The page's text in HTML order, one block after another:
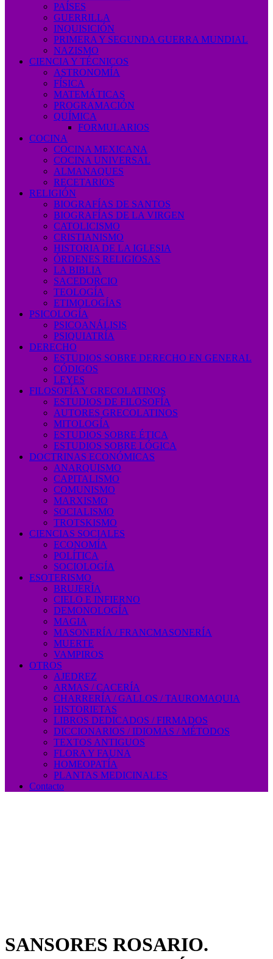
PAÍSES
GUERRILLA
INQUISICIÓN
PRIMERA Y SEGUNDA GUERRA MUNDIAL
NAZISMO
CIENCIA Y TÉCNICOS
ASTRONOMÍA
FÍSICA
MATEMÁTICAS
PROGRAMACIÓN
QUÍMICA
FORMULARIOS
COCINA
COCINA MEXICANA
COCINA UNIVERSAL
ALMANAQUES
RECETARIOS
RELIGIÓN
BIOGRAFÍAS DE SANTOS
BIOGRAFÍAS DE LA VIRGEN
CATOLICISMO
CRISTIANISMO
HISTORIA DE LA IGLESIA
ÓRDENES RELIGIOSAS
LA BIBLIA
SACEDORCIO
TEOLOGÍA
ETIMOLOGÍAS
PSICOLOGÍA
PSICOANÁLISIS
PSIQUIATRÍA
DERECHO
ESTUDIOS SOBRE DERECHO EN GENERAL
CÓDIGOS
LEYES
FILOSOFÍA Y GRECOLATINOS
ESTUDIOS DE FILOSOFÍA
AUTORES GRECOLATINOS
MITOLOGÍA
ESTUDIOS SOBRE ÉTICA
ESTUDIOS SOBRE LÓGICA
DOCTRINAS ECONÓMICAS
ANARQUISMO
CAPITALISMO
COMUNISMO
MARXISMO
SOCIALISMO
TROTSKISMO
CIENCIAS SOCIALES
ECONOMÍA
POLÍTICA
SOCIOLOGÍA
ESOTERISMO
BRUJERÍA
CIELO E INFIERNO
DEMONOLOGÍA
MAGIA
MASONERÍA / FRANCMASONERÍA
MUERTE
VAMPIROS
OTROS
AJEDREZ
ARMAS / CACERÍA
CHARRERÍA / GALLOS / TAUROMAQUIA
HISTORIETAS
LIBROS DEDICADOS / FIRMADOS
DICCIONARIOS / IDIOMAS / MÉTODOS
TEXTOS ANTIGUOS
FLORA Y FAUNA
HOMEOPATÍA
PLANTAS MEDICINALES
Contacto
SANSORES ROSARIO.